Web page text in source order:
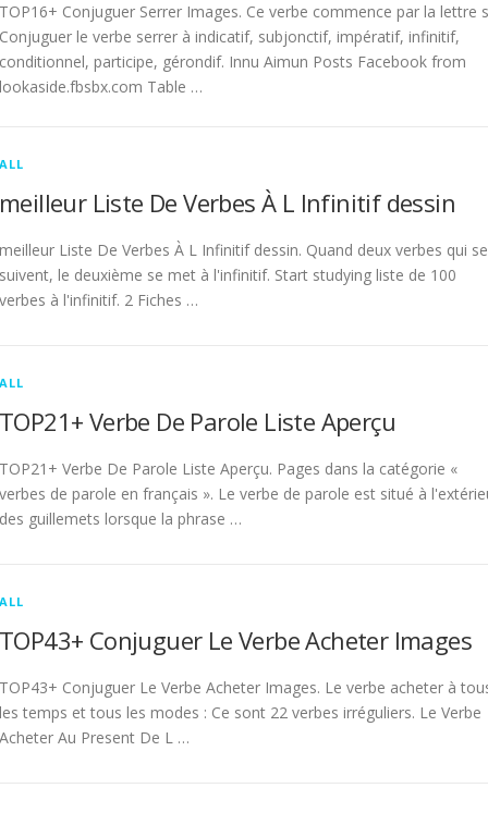
TOP16+ Conjuguer Serrer Images. Ce verbe commence par la lettre
Conjuguer le verbe serrer à indicatif, subjonctif, impératif, infinitif,
conditionnel, participe, gérondif. Innu Aimun Posts Facebook from
lookaside.fbsbx.com Table …
ALL
meilleur Liste De Verbes À L Infinitif dessin
meilleur Liste De Verbes À L Infinitif dessin. Quand deux verbes qui se
suivent, le deuxième se met à l'infinitif. Start studying liste de 100
verbes à l'infinitif. 2 Fiches …
ALL
TOP21+ Verbe De Parole Liste Aperçu
TOP21+ Verbe De Parole Liste Aperçu. Pages dans la catégorie «
verbes de parole en français ». Le verbe de parole est situé à
des guillemets lorsque la phrase …
ALL
TOP43+ Conjuguer Le Verbe Acheter Images
TOP43+ Conjuguer Le Verbe Acheter Images. Le verbe acheter à
les temps et tous les modes : Ce sont 22 verbes irréguliers. Le Verbe
Acheter Au Present De L …